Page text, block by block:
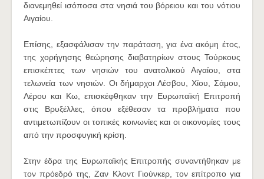
διανεμηθεί ισόποσα στα νησιά του βόρειου και του νότιου
Αιγαίου.
Επίσης, εξασφάλισαν την παράταση, για ένα ακόμη έτος,
της χορήγησης θεώρησης διαβατηρίων στους Τούρκους
επισκέπτες των νησιών του ανατολικού Αιγαίου, στα
τελωνεία των νησιών. Οι δήμαρχοι Λέσβου, Χίου, Σάμου,
Λέρου και Κω, επισκέφθηκαν την Ευρωπαϊκή Επιτροπή
στις Βρυξέλλες, όπου εξέθεσαν τα προβλήματα που
αντιμετωπίζουν οι τοπικές κοινωνίες και οι οικονομίες τους
από την προσφυγική κρίση.
Στην έδρα της Ευρωπαϊκής Επιτροπής συναντήθηκαν με
τον πρόεδρό της, Ζαν Κλοντ Γιούνκερ, τον επίτροπο για